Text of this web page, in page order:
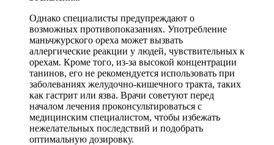
Однако специалисты предупреждают о
возможных противопоказаниях. Употребление
маньчжурского ореха может вызвать
аллергические реакции у людей, чувствительных к
орехам. Кроме того, из-за высокой концентрации
танинов, его не рекомендуется использовать при
заболеваниях желудочно-кишечного тракта, таких
как гастрит или язва. Врачи советуют перед
началом лечения проконсультироваться с
медицинским специалистом, чтобы избежать
нежелательных последствий и подобрать
оптимальную дозировку.